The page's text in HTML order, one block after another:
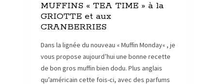
MUFFINS « TEA TIME » à la
GRIOTTE et aux
CRANBERRIES
Dans la lignée du nouveau « Muffin Monday« , je
vous propose aujourd’hui une bonne recette
de bon gros muffin bien dodu. Plus anglais
qu’américain cette fois-ci, avec des parfums